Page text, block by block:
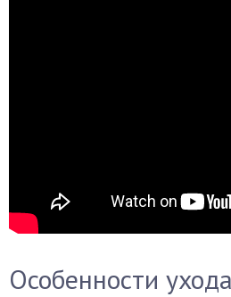
Особенности ухода